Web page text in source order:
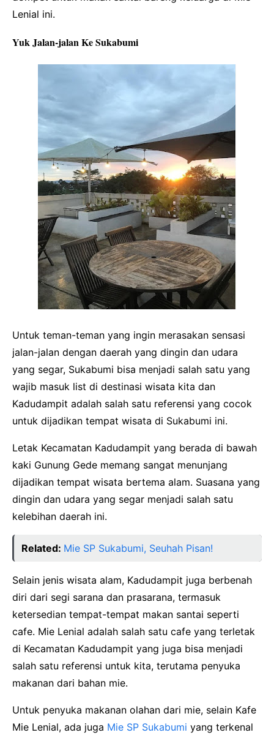
Lenial ini.
Yuk Jalan-jalan Ke Sukabumi
Untuk teman-teman yang ingin merasakan sensasi
jalan-jalan dengan daerah yang dingin dan udara
yang segar, Sukabumi bisa menjadi salah satu yang
wajib masuk list di destinasi wisata kita dan
Kadudampit adalah salah satu referensi yang cocok
untuk dijadikan tempat wisata di Sukabumi ini.
Letak Kecamatan Kadudampit yang berada di bawah
kaki Gunung Gede memang sangat menunjang
dijadikan tempat wisata bertema alam. Suasana yang
dingin dan udara yang segar menjadi salah satu
kelebihan daerah ini.
Related: Mie SP Sukabumi, Seuhah Pisan!
Selain jenis wisata alam, Kadudampit juga berbenah
diri dari segi sarana dan prasarana, termasuk
ketersedian tempat-tempat makan santai seperti
cafe. Mie Lenial adalah salah satu cafe yang terletak
di Kecamatan Kadudampit yang juga bisa menjadi
salah satu referensi untuk kita, terutama penyuka
makanan dari bahan mie.
Untuk penyuka makanan olahan dari mie, selain Kafe
Mie Lenial, ada juga Mie SP Sukabumi yang terkenal